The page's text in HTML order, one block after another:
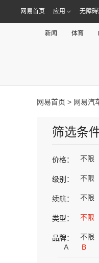
网易首页 应用 无障
新闻 体育
网易首页 > 网易汽
筛选条
价格： 不限
级别： 不限
续航： 不限
类型： 不限
品牌：
不限
A
B